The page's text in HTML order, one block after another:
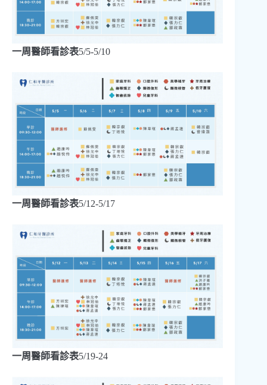
一周醫師看診表5/5-5/10
一周醫師看診表5/12-5/17
一周醫師看診表5/19-24